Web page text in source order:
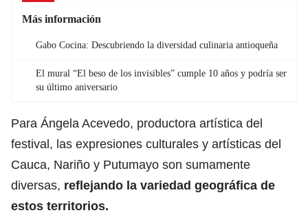
Más información
Gabo Cocina: Descubriendo la diversidad culinaria antioqueña
El mural “El beso de los invisibles” cumple 10 años y podría ser
su último aniversario
Para Ángela Acevedo, productora artística del
festival, las expresiones culturales y artísticas del
Cauca, Nariño y Putumayo son sumamente
diversas, reflejando la variedad geográfica de
estos territorios.